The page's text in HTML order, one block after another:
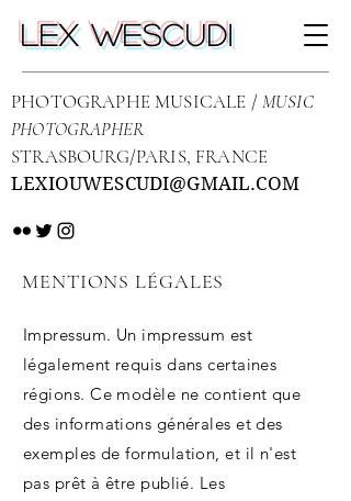
LEX WESCUDI
PHOTOGRAPHE MUSICALE /MUSIC
PHOTOGRAPHER
STRASBOURG/PARIS, FRANCE
LEXIOUWESCUDI@GMAIL.COM
MENTIONS LÉGALES
Impressum. Un impressum est
légalement requis dans certaines
régions. Ce modèle ne contient que
des informations générales et des
exemples de formulation, et il n'est
pas prêt à être publié. Les